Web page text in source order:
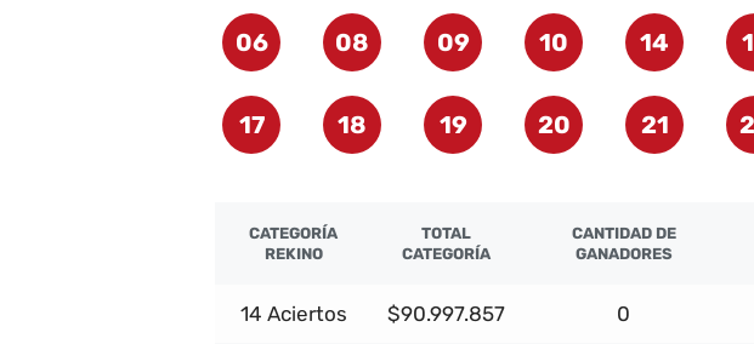
06 08 09 10 14
17 18 19 20 21
CATEGORÍA
REKINO
TOTAL
CATEGORÍA
CANTIDAD DE
GANADORES
14 Aciertos $90.997.857 0